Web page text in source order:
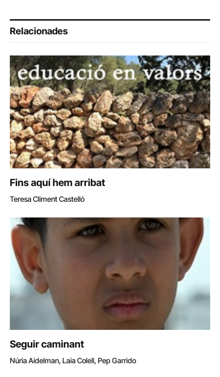
Relacionades
Fins aquí hem arribat
Teresa Climent Castelló
Seguir caminant
Núria Aidelman, Laia Colell, Pep Garrido